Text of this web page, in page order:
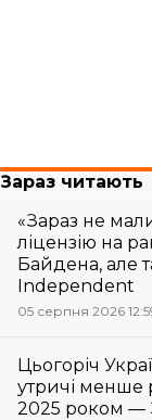
Зараз читають
«Зараз не
ліцензію на
Байдена, але
Independent
05 серпня 2026
Цьогоріч
утричі менше
2025 роком —